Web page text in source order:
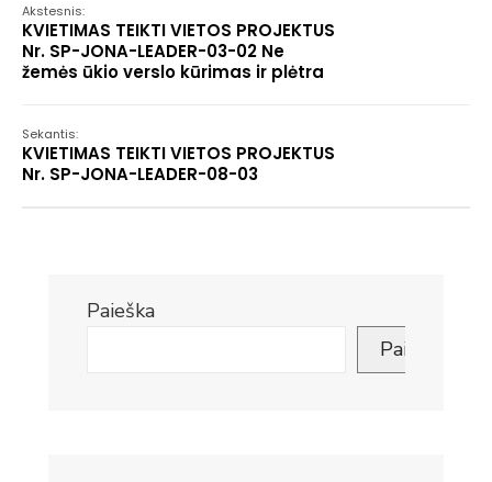
Akstesnis:
KVIETIMAS TEIKTI VIETOS PROJEKTUS
Nr. SP-JONA-LEADER-03-02 Ne
žemės ūkio verslo kūrimas ir plėtra
Sekantis:
KVIETIMAS TEIKTI VIETOS PROJEKTUS
Nr. SP-JONA-LEADER-08-03
Paieška
Paieška